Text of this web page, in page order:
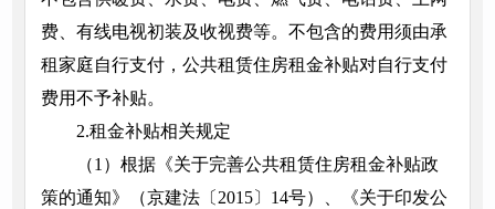
费、有线电视初装及收视费等。不包含的费用须由承
租家庭自行支付，公共租赁住房租金补贴对自行支付
费用不予补贴。
2.租金补贴相关规定
（1）根据《关于完善公共租赁住房租金补贴政
策的通知》（京建法〔2015〕14号）、《关于印发公